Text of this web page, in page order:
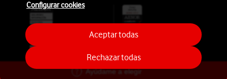
Ayúdame a elegir
Configurar cookies
Rechazar todas
Aceptar todas